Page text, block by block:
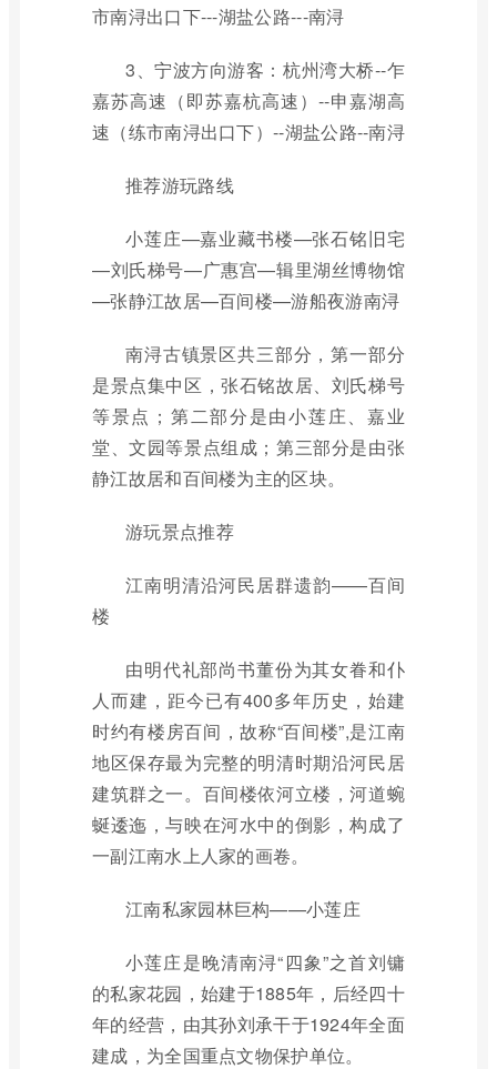
市南浔出口下---湖盐公路---南浔
3、宁波方向游客：杭州湾大桥--乍
嘉苏高速（即苏嘉杭高速）--申嘉湖高
速（练市南浔出口下）--湖盐公路--南浔
推荐游玩路线
小莲庄—嘉业藏书楼—张石铭旧宅
—刘氏梯号—广惠宫—辑里湖丝博物馆
—张静江故居—百间楼—游船夜游南浔
南浔古镇景区共三部分，第一部分
是景点集中区，张石铭故居、刘氏梯号
等景点；第二部分是由小莲庄、嘉业
堂、文园等景点组成；第三部分是由张
静江故居和百间楼为主的区块。
游玩景点推荐
江南明清沿河民居群遗韵——百间
楼
由明代礼部尚书董份为其女眷和仆
人而建，距今已有400多年历史，始建
时约有楼房百间，故称“百间楼”,是江南
地区保存最为完整的明清时期沿河民居
建筑群之一。百间楼依河立楼，河道蜿
蜒逶迤，与映在河水中的倒影，构成了
一副江南水上人家的画卷。
江南私家园林巨构——小莲庄
小莲庄是晚清南浔“四象”之首刘镛
的私家花园，始建于1885年，后经四十
年的经营，由其孙刘承干于1924年全面
建成，为全国重点文物保护单位。